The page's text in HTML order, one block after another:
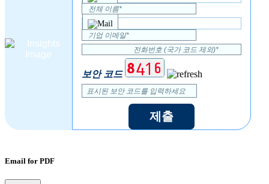
보안 코드
제출
Email for PDF